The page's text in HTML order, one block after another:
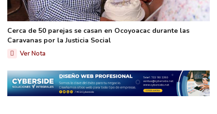
Cerca de 50 parejas se casan en Ocoyoacac durante las
Caravanas por la Justicia Social
Ver Nota